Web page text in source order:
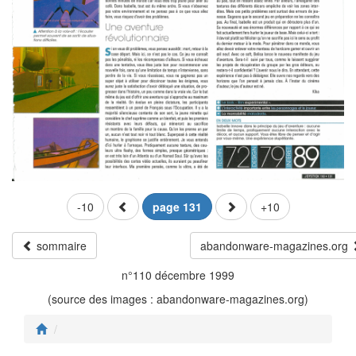
-10 page 131 +10
sommaire
abandonware-magazines.org
n°110 décembre 1999
(source des images : abandonware-magazines.org)